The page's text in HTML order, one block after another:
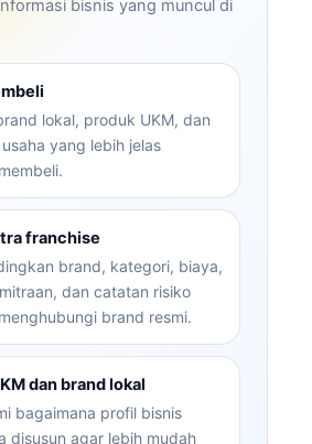
bisnis yang muncul di
lokal, produk UKM, dan
yang lebih jelas
franchise
brand, kategori, biaya,
dan catatan risiko
brand resmi.
dan brand lokal
bagaimana profil bisnis
disusun agar lebih mudah